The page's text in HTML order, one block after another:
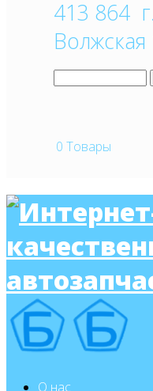
413 864
Волжская
0 Товары
О нас